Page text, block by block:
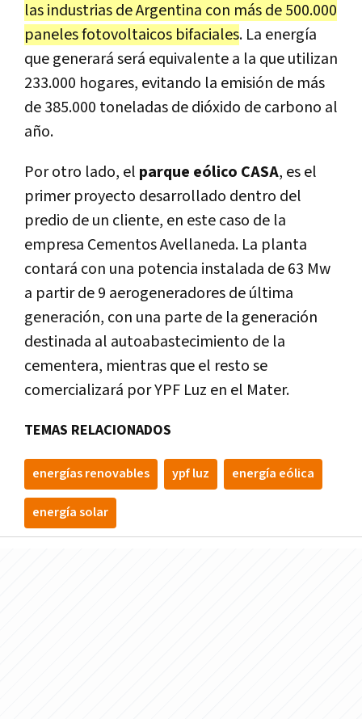
las industrias de Argentina con más de 500.000
paneles fotovoltaicos bifaciales. La energía
que generará será equivalente a la que utilizan
233.000 hogares, evitando la emisión de más
de 385.000 toneladas de dióxido de carbono al
año.
Por otro lado, el parque eólico CASA, es el
primer proyecto desarrollado dentro del
predio de un cliente, en este caso de la
empresa Cementos Avellaneda. La planta
contará con una potencia instalada de 63 Mw
a partir de 9 aerogeneradores de última
generación, con una parte de la generación
destinada al autoabastecimiento de la
cementera, mientras que el resto se
comercializará por YPF Luz en el Mater.
TEMAS RELACIONADOS
energías renovables ypf luz energía eólica
energía solar